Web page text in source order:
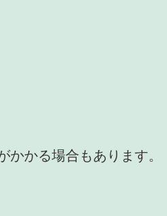
かる場合もあります。